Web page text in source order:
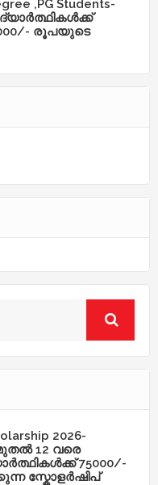
,PG Students-
രൂപയുടെ
2026-
12 വരെ
75000/-
സ്കോളർഷിപ്